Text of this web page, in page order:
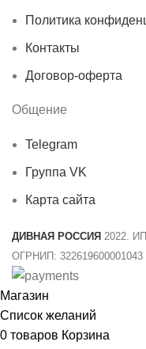
Политика
Контакты
Договор-оферта
Общение
Telegram
Группа VK
Карта сайта
ДИВНАЯ РОССИЯ 2022.
ОГРНИП: 322619600001043
Магазин
Список желаний
0 товаров Корзина